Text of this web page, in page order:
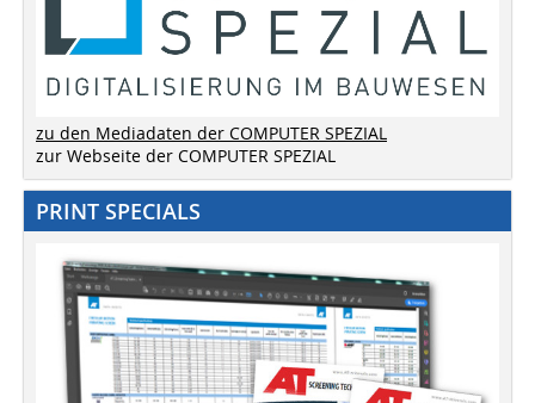
zu den Mediadaten der COMPUTER SPEZIAL
zur Webseite der COMPUTER SPEZIAL
PRINT SPECIALS